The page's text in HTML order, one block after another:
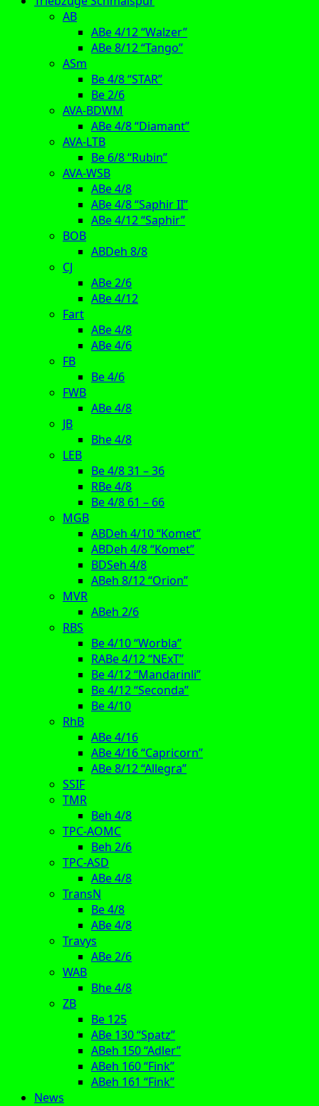
AB
ABe 4/12 “Walzer”
ABe 8/12 “Tango”
ASm
Be 4/8 “STAR”
Be 2/6
AVA-BDWM
ABe 4/8 “Diamant”
AVA-LTB
Be 6/8 “Rubin”
AVA-WSB
ABe 4/8
ABe 4/8 “Saphir II”
ABe 4/12 “Saphir”
BOB
ABDeh 8/8
CJ
ABe 2/6
ABe 4/12
Fart
ABe 4/8
ABe 4/6
FB
Be 4/6
FWB
ABe 4/8
JB
Bhe 4/8
LEB
Be 4/8 31 – 36
RBe 4/8
Be 4/8 61 – 66
MGB
ABDeh 4/10 “Komet”
ABDeh 4/8 “Komet”
BDSeh 4/8
ABeh 8/12 “Orion”
MVR
ABeh 2/6
RBS
Be 4/10 “Worbla”
RABe 4/12 “NExT”
Be 4/12 “Mandarinli”
Be 4/12 “Seconda”
Be 4/10
RhB
ABe 4/16
ABe 4/16 “Capricorn”
ABe 8/12 “Allegra”
SSIF
TMR
Beh 4/8
TPC-AOMC
Beh 2/6
TPC-ASD
ABe 4/8
TransN
Be 4/8
ABe 4/8
Travys
ABe 2/6
WAB
Bhe 4/8
ZB
Be 125
ABe 130 “Spatz”
ABeh 150 “Adler”
ABeh 160 “Fink”
ABeh 161 “Fink”
News